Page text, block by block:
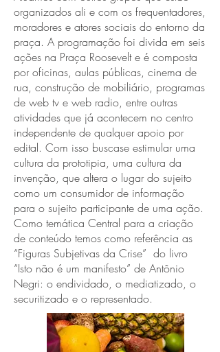
organizados ali e com os frequentadores,
moradores e atores sociais do entorno da
praça. A programação foi divida em seis
ações na Praça Roosevelt e é composta
por oficinas, aulas públicas, cinema de
rua, construção de mobiliário, programas
de web tv e web radio, entre outras
atividades que já acontecem no centro
independente de qualquer apoio por
edital. Com isso busca­se estimular uma
cultura da prototipia, uma cultura da
invenção, que altera o lugar do sujeito
como um consumidor de informação
para o sujeito participante de uma ação.
Como temática Central para a criação
de conteúdo temos como referência as
“Figuras Subjetivas da Crise” ­ do livro
“Isto não é um manifesto” de Antônio
Negri: o endividado, o mediatizado, o
securitizado e o representado.